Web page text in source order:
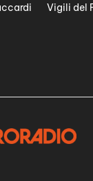
Vigili del